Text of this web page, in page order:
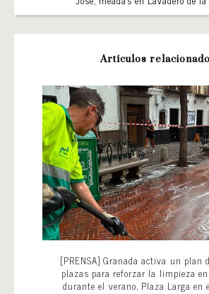
Artículos
[PRENSA] Granada activa un plan
plazas para reforzar la limpieza
durante el verano, Plaza Larga en